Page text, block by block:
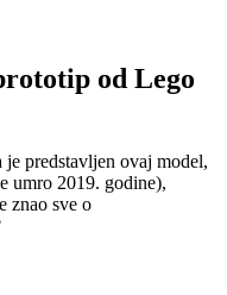
od Lego
predstavljen ovaj model,
umro 2019. godine),
znao sve o